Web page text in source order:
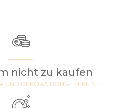
nicht zu kaufen
UND DEKORATIONS-ELEMENTE